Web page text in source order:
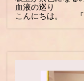
血液の巡り
こんにちは。 『